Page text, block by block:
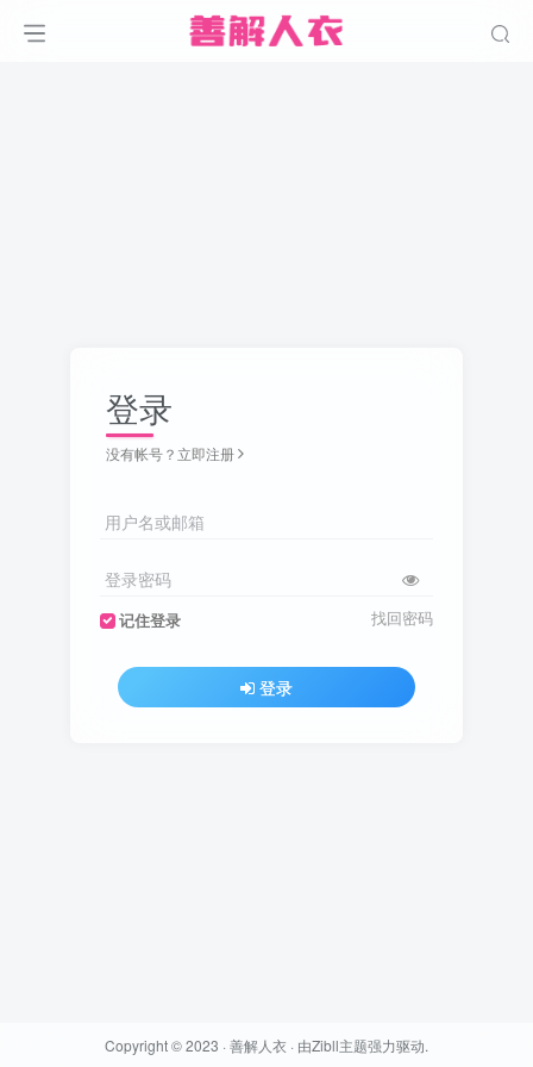
登录
没有帐号？立即注册
用户名或邮箱
登录密码
记住登录 找回密码
登录
Copyright © 2023 · 善解人衣 · 由Zibll主题强力驱动.